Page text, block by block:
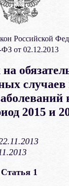
Российской
от 02.12.2013
2015 и
Статья 1